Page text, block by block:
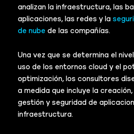
analizan la infraestructura, las
aplicaciones, las redes y la
de nube de las compañías.
Una vez que se determina el
uso de los entornos cloud y el
optimización, los consultores
a medida que incluye la
gestión y seguridad de
infraestructura.